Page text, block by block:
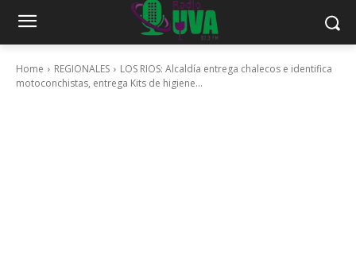
Home REGIONALES
LOS RIOS: Alcaldía entrega chalecos e identifica
motoconchistas, entrega Kits de higiene...